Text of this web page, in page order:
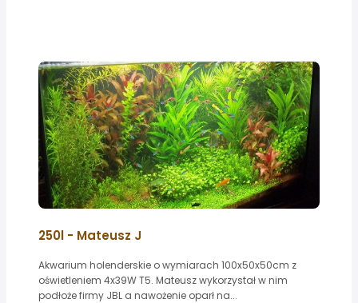
250l - Mateusz J
Akwarium holenderskie o wymiarach 100x50x50cm z
oświetleniem 4x39W T5. Mateusz wykorzystał w nim
podłoże firmy JBL a nawożenie oparł na...